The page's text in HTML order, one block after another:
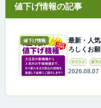
値下げ情報
最新・人
ろしくお
オススメ 値下げ
2026.08.07